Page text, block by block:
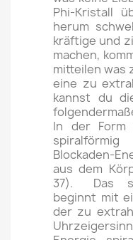
Phi-Kristall
herum
kräftige und
machen,
mitteilen was
eine zu
kannst du
In der Form
Blockaden-
aus dem
37). Das
beginnt mit
der zu